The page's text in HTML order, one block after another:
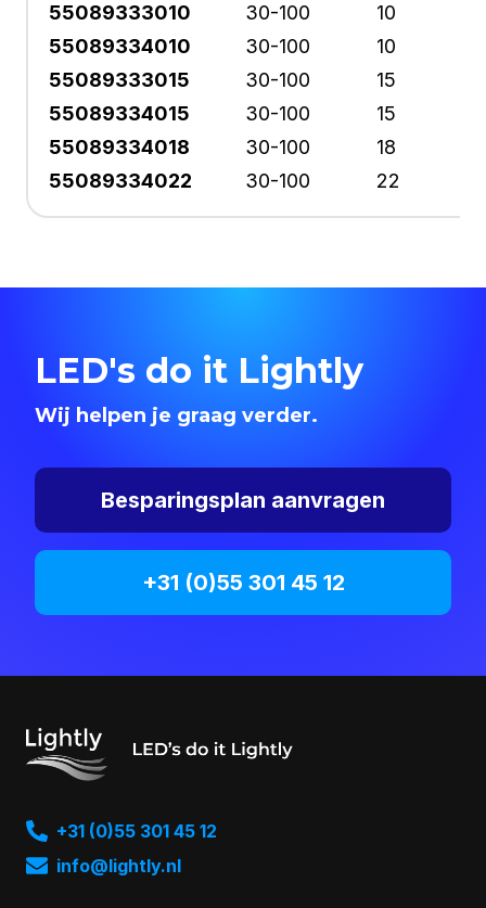
55089333010
30-100
10
55089334010
30-100
10
55089333015
30-100
15
55089334015
30-100
15
55089334018
30-100
18
55089334022
30-100 22
LED's do it Lightly
Wij helpen je graag verder.
Besparingsplan aanvragen
+31 (0)55 301 45 12
+31 (0)55 301 45 12
info@lightly.nl